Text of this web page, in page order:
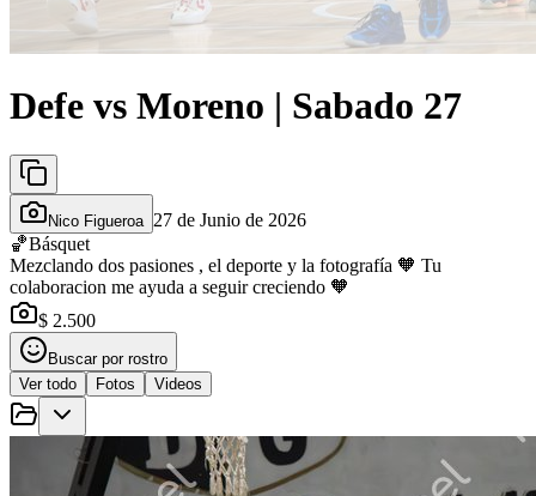
Defe vs Moreno | Sabado 27
Nico Figueroa 27 de Junio de 2026
🏀Básquet
Mezclando dos pasiones , el deporte y la fotografía 🧡 Tu
colaboracion me ayuda a seguir creciendo 🧡
$ 2.500
Buscar por rostro
Ver todo
Fotos Videos